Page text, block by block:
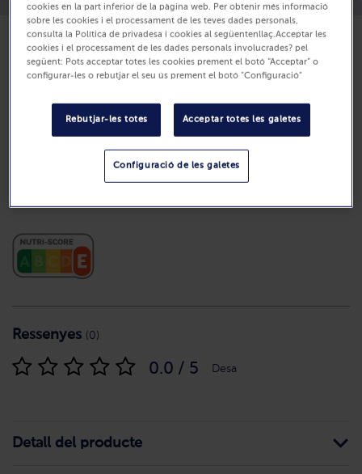
Disponible
17,60 €
Unitats: 8
960ml (Preu per L 18.33 €)
Ressenyes (0)
0.0 / 5 Desa
Detall del producte
cookies en la part inferior de la pàgina web. Per obtenir més informació
sobre les cookies i el processament de les teves dades personals,
consulta la Política de privadesa i cookies al següentenllaç.Acceptar les
cookies i el processament de les dades personals involucrades? pel
següent: Pots acceptar totes les cookies prement el botó “Acceptar” o
configurar-les o rebutjar el seu ús prement el botó "Configuració"
Rebutjar-les totes Acceptar totes les galetes
Configuració de les galetes